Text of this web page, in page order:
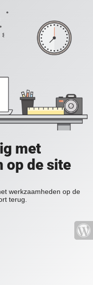
met
op de site
werkzaamheden op de
terug.